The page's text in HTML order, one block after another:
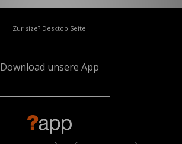
Zur size? Desktop Seite
Download unsere App